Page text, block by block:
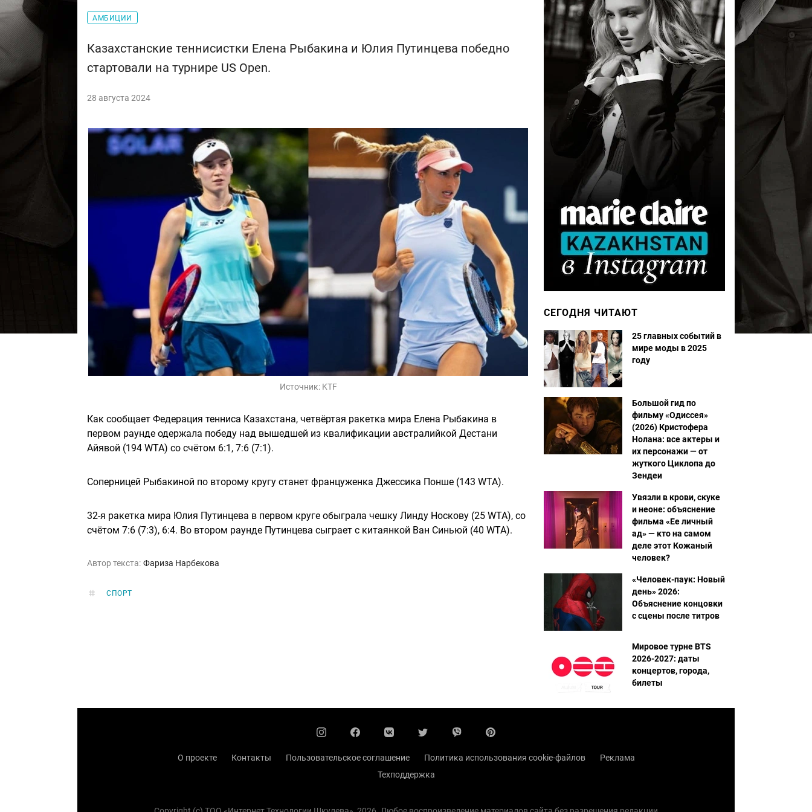
АМБИЦИИ
Казахстанские теннисистки Елена Рыбакина и Юлия Путинцева победно
стартовали на турнире US Open.
28 августа 2024
Источник: KTF
Как сообщает Федерация тенниса Казахстана, четвёртая ракетка мира Елена Рыбакина в
первом раунде одержала победу над вышедшей из квалификации австралийкой Дестани
Айявой (194 WTA) со счётом 6:1, 7:6 (7:1).
Соперницей Рыбакиной по второму кругу станет француженка Джессика Понше (143 WTA).
32-я ракетка мира Юлия Путинцева в первом круге обыграла чешку Линду Носкову (25 WTA), со
счётом 7:6 (7:3), 6:4. Во втором раунде Путинцева сыграет с китаянкой Ван Синьюй (40 WTA).
Автор текста: Фариза Нарбекова
СПОРТ
СЕГОДНЯ ЧИТАЮТ
25 главных событий в
мире моды в 2025
году
Большой гид по
фильму «Одиссея»
(2026) Кристофера
Нолана: все актеры и
их персонажи — от
жуткого Циклопа до
Зендеи
Увязли в крови, скуке
и неоне: объяснение
фильма «Ее личный
ад» — кто на самом
деле этот Кожаный
человек?
«Человек-паук: Новый
день» 2026:
Объяснение концовки
с сцены после титров
Мировое турне BTS
2026-2027: даты
концертов, города,
билеты
О проекте Контакты Пользовательское соглашение Политика использования cookie-файлов
Реклама
Техподдержка